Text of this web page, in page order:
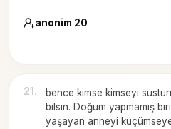
anonim 20
21 .
bence kimse kimseyi
bilsin. Doğum yapmamış
yaşayan anneyi